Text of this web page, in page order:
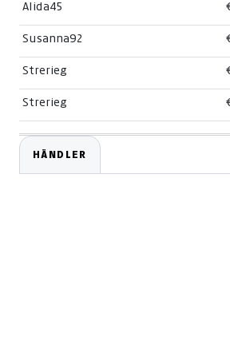
Alida45
Susanna92
Strerieg
Strerieg
HÄNDLER